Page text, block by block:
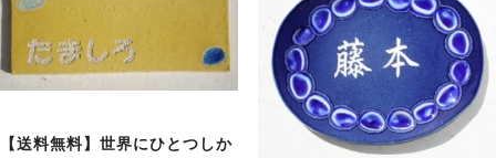
【送料無料】世界にひとつしか